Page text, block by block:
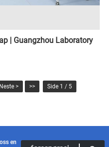
| Guangzhou Laboratory
Neste > >> Side 1 / 5
​​en